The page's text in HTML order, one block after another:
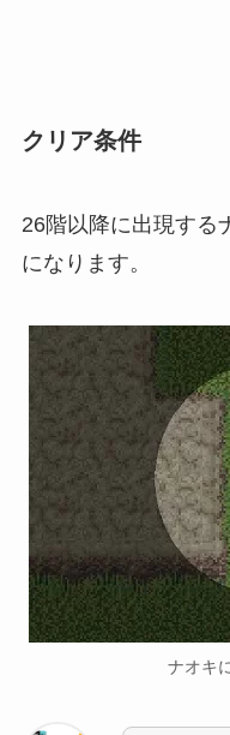
クリア条件
26階以降に出現する
になります。
ナオキ